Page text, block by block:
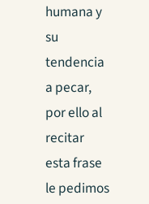
humana y
su
tendencia
a pecar,
por ello al
recitar
esta frase
le pedimos